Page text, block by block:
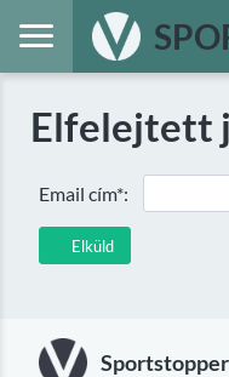
Elfelejtett
Elküld
Email cím*:
Sportstopper